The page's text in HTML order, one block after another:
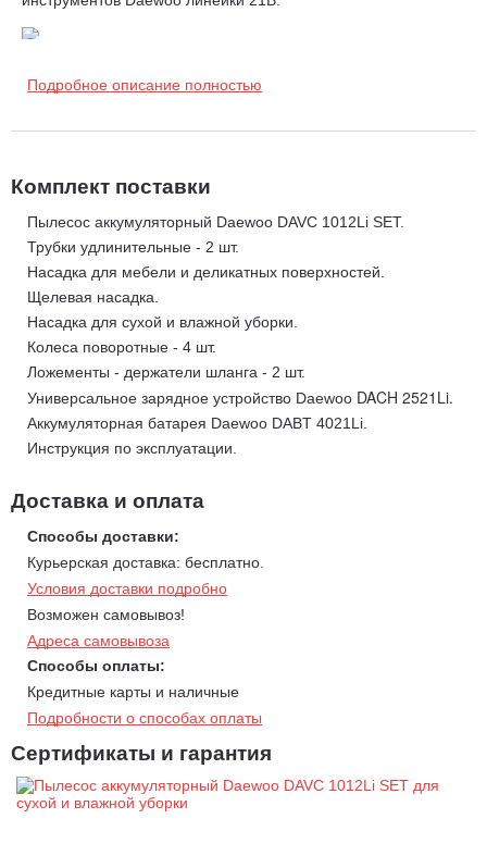
мощностью 200 Вт. Имеет низкий уровень шума, высокий
ресурс работы и не требует регулярного обслуживания.
собирать более крупный мусор.
Полный комплект для начала работы.
ion батарея 21В и зарядное устройство в комплекте.
HEPA фильтр.Пылесос оснащен HEPA фильтром, для
удержания самых мелких частиц пыли.
Растягивающийся шланг (40-140 см).Шланг из
высокопрочного сополимера устойчив к истиранию и
способен растягиваться от 40 до 140 см.
3 режима работы.Пылесос может работать в 3-х режимах:
Сухая уборка.
Влажная уборка и сбор воды.
Компактные размеры и малый вес.
компактным размерам и малому весу пылесос не занимает
много места, его удобно хранить и транспортировать к месту
работы.
Подробное описание полностью
Комплект поставки
Пылесос аккумуляторный Daewoo DAVC 1012Li SET.
Трубки удлинительные - 2 шт.
Насадка для мебели и деликатных поверхностей.
Щелевая насадка.
Насадка для сухой и влажной уборки.
Колеса поворотные - 4 шт.
Ложементы - держатели шланга - 2 шт.
Универсальное зарядное устройство Daewoo DACH 2521Li.
Аккумуляторная батарея Daewoo DABT 4021Li.
Инструкция по эксплуатации.
Доставка и оплата
Способы доставки:
Курьерская доставка: бесплатно.
Условия доставки подробно
Возможен самовывоз!
Адреса самовывоза
Способы оплаты:
Кредитные карты и наличные
Подробности о способах оплаты
Сертификаты и гарантия